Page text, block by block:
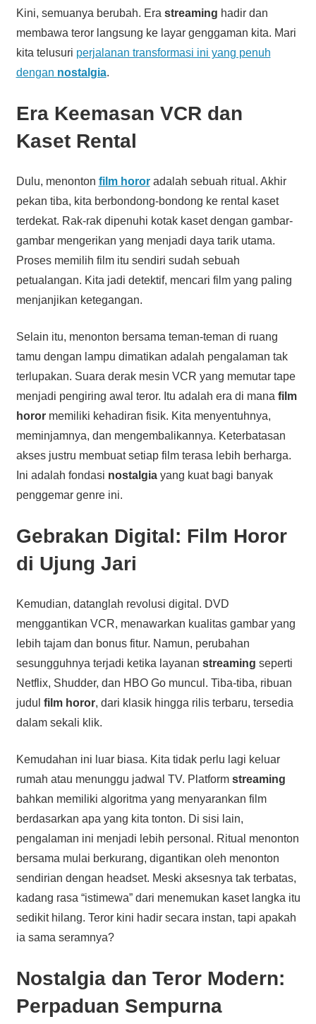
Kini, semuanya berubah. Era streaming hadir dan
membawa teror langsung ke layar genggaman kita. Mari
kita telusuri perjalanan transformasi ini yang penuh
dengan nostalgia.
Era Keemasan VCR dan
Kaset Rental
Dulu, menonton film hororadalah sebuah ritual. Akhir
pekan tiba, kita berbondong-bondong ke rental kaset
terdekat. Rak-rak dipenuhi kotak kaset dengan gambar-
gambar mengerikan yang menjadi daya tarik utama.
Proses memilih film itu sendiri sudah sebuah
petualangan. Kita jadi detektif, mencari film yang paling
menjanjikan ketegangan.
Selain itu, menonton bersama teman-teman di ruang
tamu dengan lampu dimatikan adalah pengalaman tak
terlupakan. Suara derak mesin VCR yang memutar tape
menjadi pengiring awal teror. Itu adalah era di mana film
horormemiliki kehadiran fisik. Kita menyentuhnya,
meminjamnya, dan mengembalikannya. Keterbatasan
akses justru membuat setiap film terasa lebih berharga.
Ini adalah fondasi nostalgiayang kuat bagi banyak
penggemar genre ini.
Gebrakan Digital: Film Horor
di Ujung Jari
Kemudian, datanglah revolusi digital. DVD
menggantikan VCR, menawarkan kualitas gambar yang
lebih tajam dan bonus fitur. Namun, perubahan
sesungguhnya terjadi ketika layanan streaming seperti
Netflix, Shudder, dan HBO Go muncul. Tiba-tiba, ribuan
judul film horor, dari klasik hingga rilis terbaru, tersedia
dalam sekali klik.
Kemudahan ini luar biasa. Kita tidak perlu lagi keluar
rumah atau menunggu jadwal TV. Platform streaming
bahkan memiliki algoritma yang menyarankan film
berdasarkan apa yang kita tonton. Di sisi lain,
pengalaman ini menjadi lebih personal. Ritual menonton
bersama mulai berkurang, digantikan oleh menonton
sendirian dengan headset. Meski aksesnya tak terbatas,
kadang rasa “istimewa” dari menemukan kaset langka itu
sedikit hilang. Teror kini hadir secara instan, tapi apakah
ia sama seramnya?
Nostalgia dan Teror Modern:
Perpaduan Sempurna